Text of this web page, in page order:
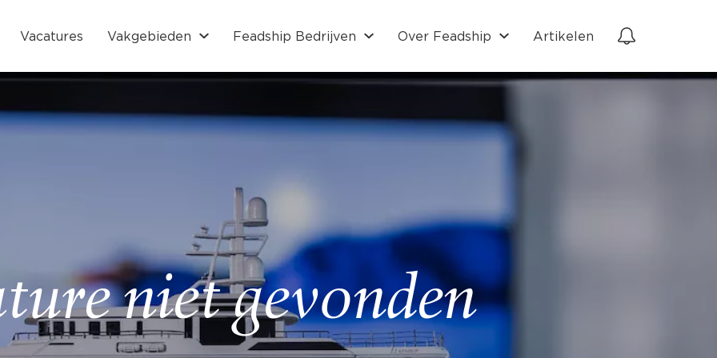
Vacatures Vakgebieden Feadship Bedrijven Over Feadship Artikelen
niet gevonden